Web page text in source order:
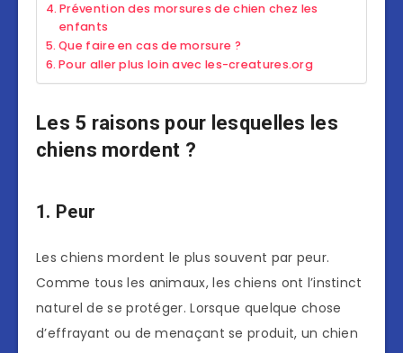
Prévention des morsures de chien chez les
enfants
Que faire en cas de morsure ?
Pour aller plus loin avec les-creatures.org
Les 5 raisons pour lesquelles les
chiens mordent ?
1. Peur
Les chiens mordent le plus souvent par peur.
Comme tous les animaux, les chiens ont l’instinct
naturel de se protéger. Lorsque quelque chose
d’effrayant ou de menaçant se produit, un chien